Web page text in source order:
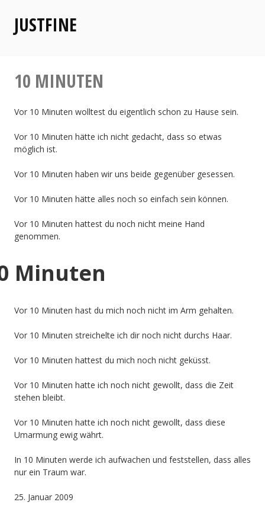
Inhalt
springen
JUSTFINE
10 MINUTEN
Vor 10 Minuten wolltest du eigentlich schon zu Hause sein.
Vor 10 Minuten hätte ich nicht gedacht, dass so etwas
möglich ist.
Vor 10 Minuten haben wir uns beide gegenüber gesessen.
Vor 10 Minuten hätte alles noch so einfach sein können.
Vor 10 Minuten hattest du noch nicht meine Hand
genommen.
Minuten
Vor 10 Minuten hast du mich noch nicht im Arm gehalten.
Vor 10 Minuten streichelte ich dir noch nicht durchs Haar.
Vor 10 Minuten hattest du mich noch nicht geküsst.
Vor 10 Minuten hatte ich noch nicht gewollt, dass die Zeit
stehen bleibt.
Vor 10 Minuten hatte ich noch nicht gewollt, dass diese
Umarmung ewig währt.
In 10 Minuten werde ich aufwachen und feststellen, dass alles
nur ein Traum war.
25. Januar 2009